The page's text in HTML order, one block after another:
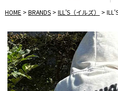
HOME BRANDS ILL’S（イルズ）